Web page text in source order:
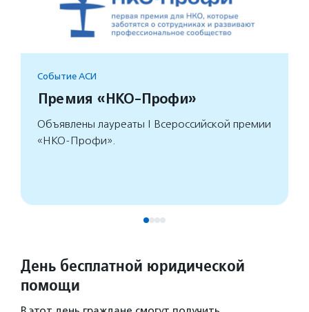
Событие АСИ
Премия «НКО-Профи»
Объявлены лауреаты I Всероссийской премии
«НКО-Профи».
День бесплатной юридической
помощи